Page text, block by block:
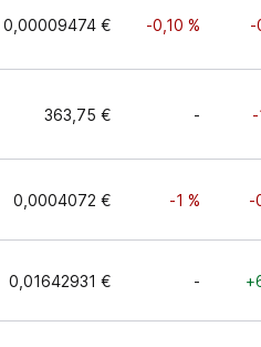
0,00009474 € -0,10 % -
363,75 € -
0,0004072 € -1 % -
0,01642931 € -